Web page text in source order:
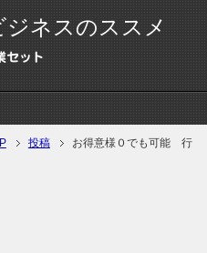
ネスのススメ
セット
投稿
お得意様０でも可能 行